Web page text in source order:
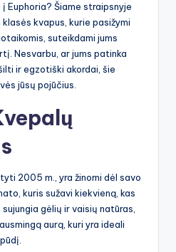
Euphoria? Šiame straipsnyje
kvapus, kurie pasižymi
suteikdami jums
Nesvarbu, ar jums patinka
ir egzotiški akordai, šie
jūsų pojūčius.
2005 m., yra žinomi dėl savo
kuris sužavi kiekvieną, kas
gėlių ir vaisių natūras,
aurą, kuri yra ideali